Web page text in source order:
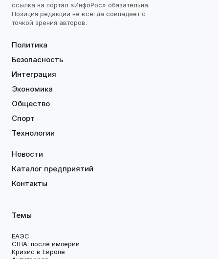
ссылка на портал «ИнфоРос» обязательна.
Позиция редакции не всегда совпадает с
точкой зрения авторов.
Политика
Безопасность
Интеграция
Экономика
Общество
Спорт
Технологии
Новости
Каталог предприятий
Контакты
Темы
ЕАЭС
США: после империи
Кризис в Европе